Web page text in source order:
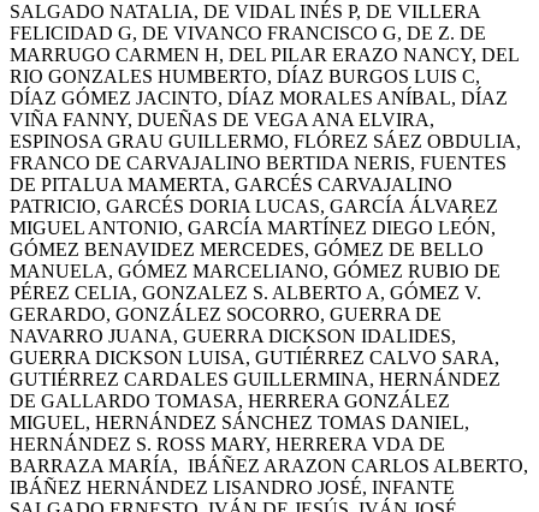
SALGADO NATALIA, DE VIDAL INÉS P, DE VILLERA
FELICIDAD G, DE VIVANCO FRANCISCO G, DE Z. DE
MARRUGO CARMEN H, DEL PILAR ERAZO NANCY, DEL
RIO GONZALES HUMBERTO, DÍAZ BURGOS LUIS C,
DÍAZ GÓMEZ JACINTO, DÍAZ MORALES ANÍBAL, DÍAZ
VIÑA FANNY, DUEÑAS DE VEGA ANA ELVIRA,
ESPINOSA GRAU GUILLERMO, FLÓREZ SÁEZ OBDULIA,
FRANCO DE CARVAJALINO BERTIDA NERIS, FUENTES
DE PITALUA MAMERTA, GARCÉS CARVAJALINO
PATRICIO, GARCÉS DORIA LUCAS, GARCÍA ÁLVAREZ
MIGUEL ANTONIO, GARCÍA MARTÍNEZ DIEGO LEÓN,
GÓMEZ BENAVIDEZ MERCEDES, GÓMEZ DE BELLO
MANUELA, GÓMEZ MARCELIANO, GÓMEZ RUBIO DE
PÉREZ CELIA, GONZALEZ S. ALBERTO A, GÓMEZ V.
GERARDO, GONZÁLEZ SOCORRO, GUERRA DE
NAVARRO JUANA, GUERRA DICKSON IDALIDES,
GUERRA DICKSON LUISA, GUTIÉRREZ CALVO SARA,
GUTIÉRREZ CARDALES GUILLERMINA, HERNÁNDEZ
DE GALLARDO TOMASA, HERRERA GONZÁLEZ
MIGUEL, HERNÁNDEZ SÁNCHEZ TOMAS DANIEL,
HERNÁNDEZ S. ROSS MARY, HERRERA VDA DE
BARRAZA MARÍA, IBÁÑEZ ARAZON CARLOS ALBERTO,
IBÁÑEZ HERNÁNDEZ LISANDRO JOSÉ, INFANTE